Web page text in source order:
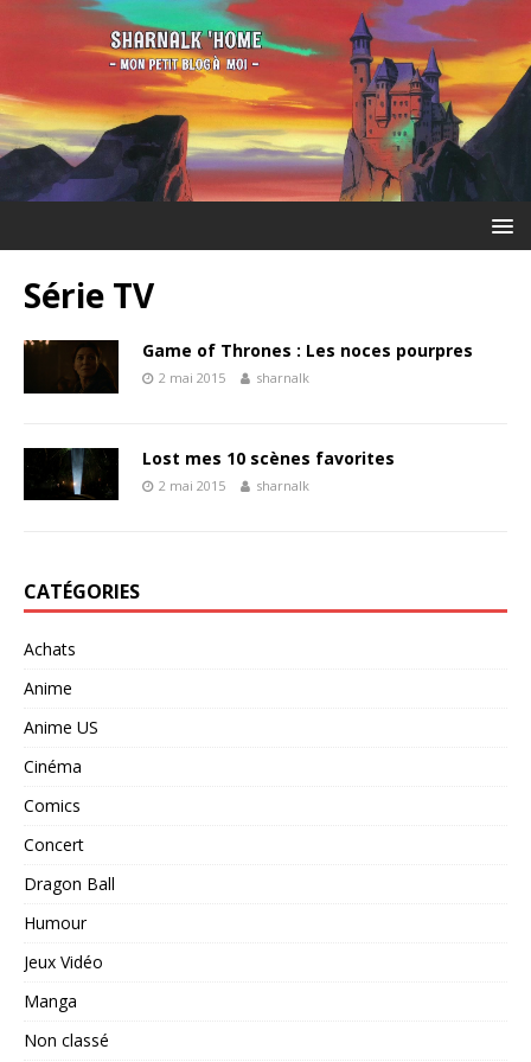
Série TV
Game of Thrones : Les noces pourpres
2 mai 2015 sharnalk
Lost mes 10 scènes favorites
2 mai 2015 sharnalk
CATÉGORIES
Achats
Anime
Anime US
Cinéma
Comics
Concert
Dragon Ball
Humour
Jeux Vidéo
Manga
Non classé